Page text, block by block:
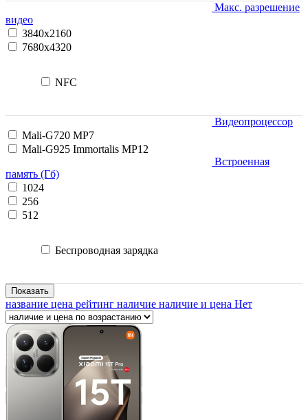
Макс. разрешение
видео
3840x2160
7680x4320
NFC
Видеопроцессор
Mali-G720 MP7
Mali-G925 Immortalis MP12
Встроенная
память (Гб)
1024
256
512
Беспроводная зарядка
Показать
название цена рейтинг наличие наличие и цена Нет